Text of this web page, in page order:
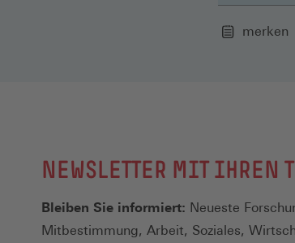
merken
NEWSLETTER MIT IHREN
Bleiben Sie informiert: Neueste
Mitbestimmung, Arbeit, Soziales,